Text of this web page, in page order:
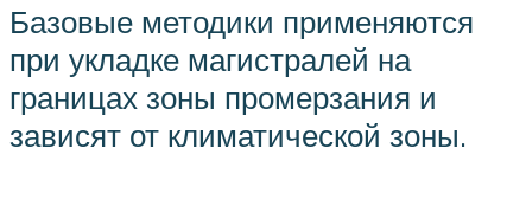
Базовые методики применяются
при укладке магистралей на
границах зоны промерзания и
зависят от климатической зоны.